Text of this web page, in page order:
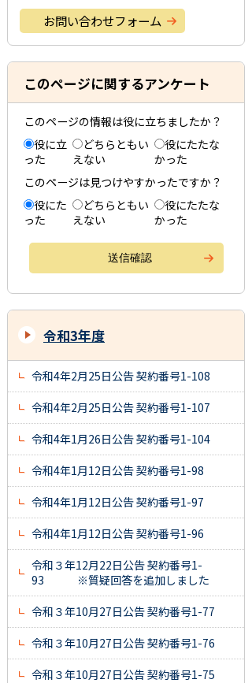
お問い合わせフォーム
このページに関するアンケート
このページの情報は役に立ちましたか？
役に立
った
どちらともい
えない
役にたたな
かった
このページは見つけやすかったですか？
役にた
った
どちらともい
えない
役にたたな
かった
令和3年度
令和4年2月25日公告 契約番号1-108
令和4年2月25日公告 契約番号1-107
令和4年1月26日公告 契約番号1-104
令和4年1月12日公告 契約番号1-98
令和4年1月12日公告 契約番号1-97
令和4年1月12日公告 契約番号1-96
令和３年12月22日公告 契約番号1-
93 ※質疑回答を追加しました
令和３年10月27日公告 契約番号1-77
令和３年10月27日公告 契約番号1-76
令和３年10月27日公告 契約番号1-75